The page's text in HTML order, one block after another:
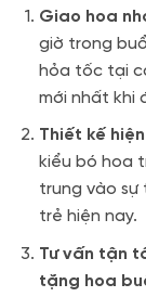
Giao hoa
giờ trong
hỏa tốc tại
mới nhất khi
Thiết kế
kiểu bó hoa
trung vào sự
trẻ hiện nay.
Tư vấn tận
tặng hoa